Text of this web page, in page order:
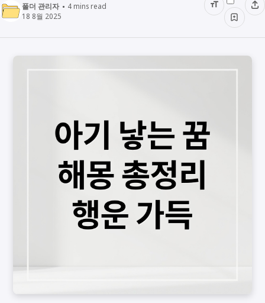
폴더 관리자 4mins read
18 8월 2025